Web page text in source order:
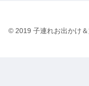
© 2019 子連れお出かけ